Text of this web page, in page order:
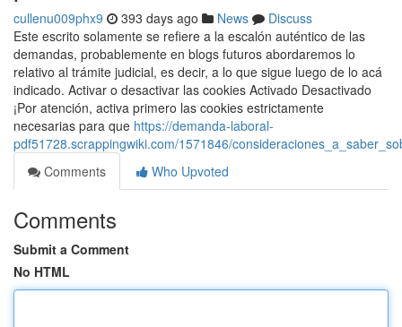
cullenu009phx9 393 days ago News
Discuss
Este escrito solamente se refiere a la escalón auténtico de las
demandas, probablemente en blogs futuros abordaremos lo
relativo al trámite judicial, es decir, a lo que sigue luego de lo acá
indicado. Activar o desactivar las cookies Activado Desactivado
¡Por atención, activa primero las cookies estrictamente
necesarias para que https://demanda-laboral-
pdf51728.scrappingwiki.com/1571846/
Comments
Who Upvoted
Comments
Submit a Comment
No HTML